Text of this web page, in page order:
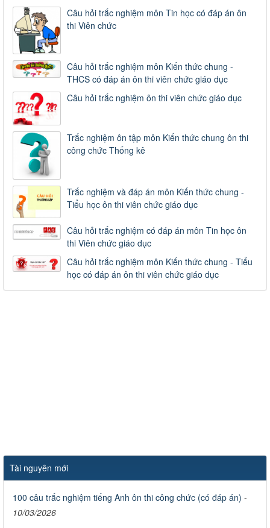
Câu hỏi trắc nghiệm môn Tin học có đáp án ôn
thi Viên chức
Câu hỏi trắc nghiệm môn Kiến thức chung -
THCS có đáp án ôn thi viên chức giáo dục
Câu hỏi trắc nghiệm ôn thi viên chức giáo dục
Trắc nghiệm ôn tập môn Kiến thức chung ôn thi
công chức Thống kê
Trắc nghiệm và đáp án môn Kiến thức chung -
Tiểu học ôn thi viên chức giáo dục
Câu hỏi trắc nghiệm có đáp án môn Tin học ôn
thi Viên chức giáo dục
Câu hỏi trắc nghiệm môn Kiến thức chung - Tiểu
học có đáp án ôn thi viên chức giáo dục
Tài nguyên mới
100 câu trắc nghiệm tiếng Anh ôn thi công chức (có đáp án) -
10/03/2026